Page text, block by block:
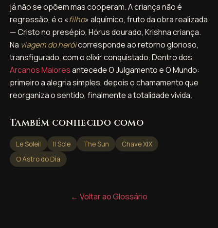
já não se opõem mas cooperam. A criança não é
regressão, é o «filho» alquímico, fruto da obra realizada
— Cristo no presépio, Hórus dourado, Krishna criança.
Na viagem do heróicorresponde ao retorno glorioso,
transfigurado, com o elixir conquistado. Dentro dos
Arcanos Maioresantecede O Julgamento e O Mundo:
primeiro a alegria simples, depois o chamamento que
reorganiza o sentido, finalmente a totalidade vivida.
Também conhecido como
Le Soleil Il Sole The Sun
Chave XIX
O Astro do Dia
← Voltar ao Glossário